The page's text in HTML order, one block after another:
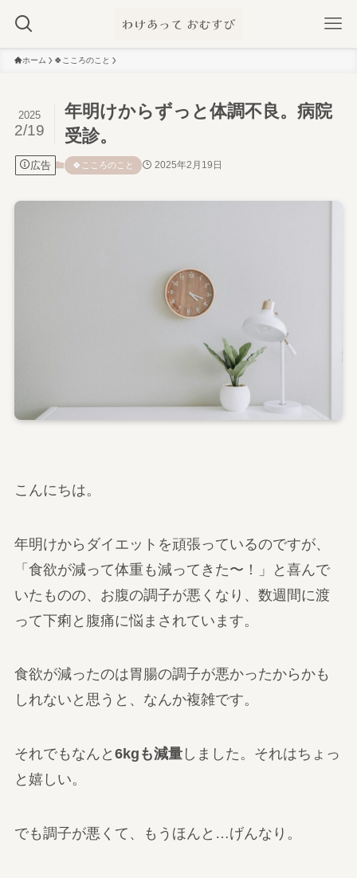
ホーム 🍀こころのこと
年明けからずっと体調不良。病院
受診。
2025
2/19
広告 🍀こころのこと 2025年2月19日
こんにちは。
年明けからダイエットを頑張っているのですが、
「食欲が減って体重も減ってきた〜！」と喜んで
いたものの、お腹の調子が悪くなり、数週間に渡
って下痢と腹痛に悩まされています。
食欲が減ったのは胃腸の調子が悪かったからかも
しれないと思うと、なんか複雑です。
それでもなんと 6kgも減量しました。それはちょっ
と嬉しい。
でも調子が悪くて、もうほんと…げんなり。